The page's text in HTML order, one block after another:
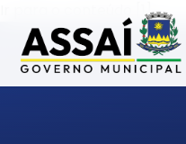
Ir para o conteúdo [1]